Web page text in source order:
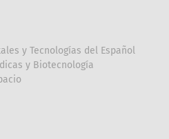
y Tecnologías del Español
y Biotecnología